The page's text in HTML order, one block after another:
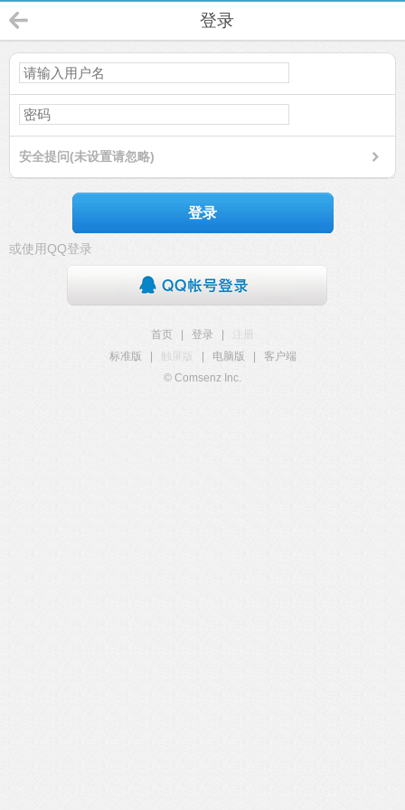
登录
安全提问(未设置请忽略)
登录
或使用QQ登录
首页 登录
注册
标准版
触屏版 电脑版
客户端
© Comsenz Inc.